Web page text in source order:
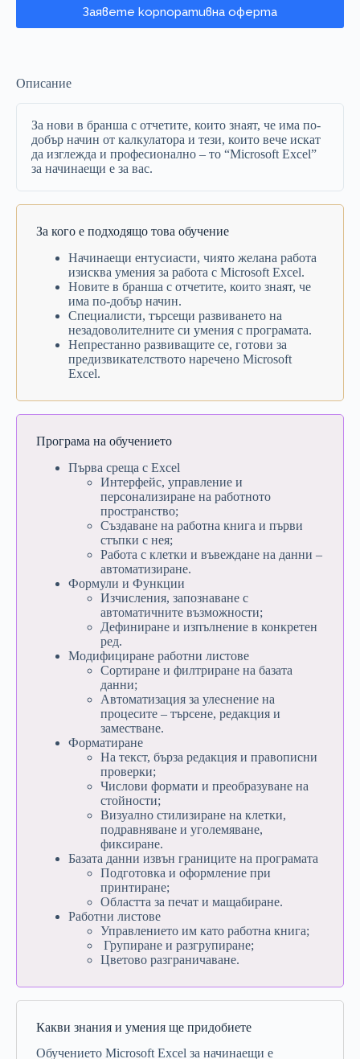
Заявете корпоративна оферта
Описание
За нови в бранша с отчетите, които знаят, че има по-
добър начин от калкулатора и тези, които вече искат
да изглежда и професионално – то “Microsoft Excel”
за начинаещи е за вас.
За кого е подходящо това обучение
Начинаещи ентусиасти, чиято желана работа
изисква умения за работа с Microsoft Excel.
Новите в бранша с отчетите, които знаят, че
има по-добър начин.
Специалисти, търсещи развиването на
незадоволителните си умения с програмата.
Непрестанно развиващите се, готови за
предизвикателството наречено Microsoft
Excel.
Програма на обучението
Първа среща с Excel
Интерфейс, управление и
персонализиране на работното
пространство;
Създаване на работна книга и първи
стъпки с нея;
Работа с клетки и въвеждане на данни –
автоматизиране.
Формули и Функции
Изчисления, запознаване с
автоматичните възможности;
Дефиниране и изпълнение в конкретен
ред.
Модифициране работни листове
Сортиране и филтриране на базата
данни;
Автоматизация за улеснение на
процесите – търсене, редакция и
заместване.
Форматиране
На текст, бърза редакция и правописни
проверки;
Числови формати и преобразуване на
стойности;
Визуално стилизиране на клетки,
подравняване и уголемяване,
фиксиране.
Базата данни извън границите на програмата
Подготовка и оформление при
принтиране;
Областта за печат и мащабиране.
Работни листове
Управлението им като работна книга;
Групиране и разгрупиране;
Цветово разграничаване.
Какви знания и умения ще придобиете
Обучението Microsoft Excel за начинаещи е